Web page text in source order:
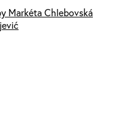
Markéta Chlebovská